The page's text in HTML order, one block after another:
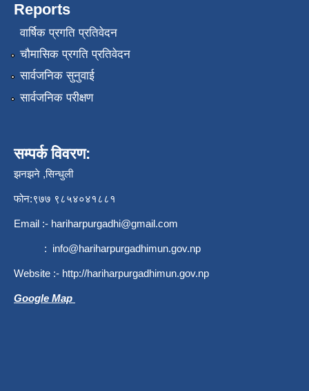
Reports
वार्षिक प्रगति प्रतिवेदन
चौमासिक प्रगति प्रतिवेदन
सार्वजनिक सुनुवाई
सार्वजनिक परीक्षण
सम्पर्क विवरण:
झनझने ,सिन्धुली
फोन:९७७ ९८५४०४१८८१
Email :- hariharpurgadhi@gmail.com
: info@hariharpurgadhimun.gov.np
Website :- http://hariharpurgadhimun.gov.np
Google Map